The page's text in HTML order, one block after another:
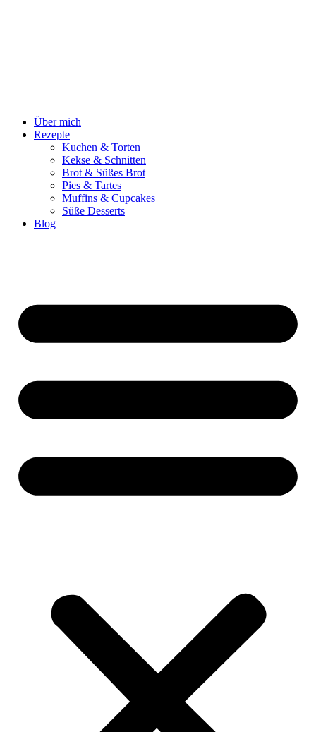
Über mich
Rezepte
Kuchen & Torten
Kekse & Schnitten
Brot & Süßes Brot
Pies & Tartes
Muffins & Cupcakes
Süße Desserts
Blog